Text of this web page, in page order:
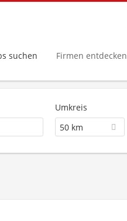
suchen Firmen entdecken
Umkreis
50 km